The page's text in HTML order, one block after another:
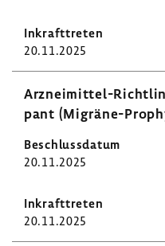
20.11.2025
Arzneimittel-​
pant (Migräne-​
20.11.2025
20.11.2025